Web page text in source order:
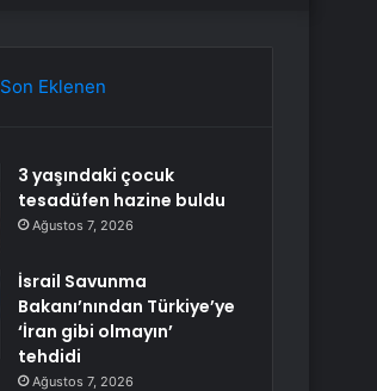
Son Eklenen
3 yaşındaki çocuk
tesadüfen hazine buldu
Ağustos 7, 2026
İsrail Savunma
Bakanı’nından Türkiye’ye
‘İran gibi olmayın’
tehdidi
Ağustos 7, 2026